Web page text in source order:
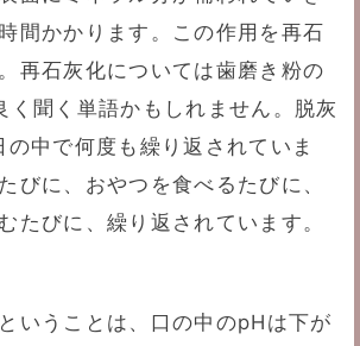
間かかります。この作用を再石
再石灰化については歯磨き粉の
く聞く単語かもしれません。脱灰
の中で何度も繰り返されていま
びに、おやつを食べるたびに、
たびに、繰り返されています。
いうことは、口の中のpHは下が